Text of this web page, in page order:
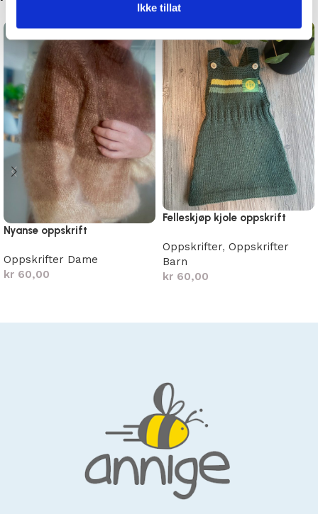
Ikke tillat
Relaterte produkter
Nyanse oppskrift
Legg i handlekurv
Felleskjøp kjole oppskrift
Oppskrifter
Legg i handlekurv